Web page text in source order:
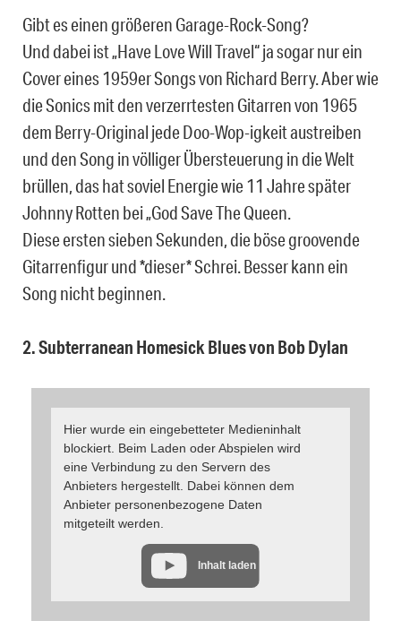
Gibt es einen größeren Garage-Rock-Song?
Und dabei ist „Have Love Will Travel“ ja sogar nur ein
Cover eines 1959er Songs von Richard Berry. Aber wie
die Sonics mit den verzerrtesten Gitarren von 1965
dem Berry-Original jede Doo-Wop-igkeit austreiben
und den Song in völliger Übersteuerung in die Welt
brüllen, das hat soviel Energie wie 11 Jahre später
Johnny Rotten bei „God Save The Queen.
Diese ersten sieben Sekunden, die böse groovende
Gitarrenfigur und *dieser* Schrei. Besser kann ein
Song nicht beginnen.
2. Subterranean Homesick Blues von Bob Dylan
Hier wurde ein eingebetteter Medieninhalt
blockiert. Beim Laden oder Abspielen wird
eine Verbindung zu den Servern des
Anbieters hergestellt. Dabei können dem
Anbieter personenbezogene Daten
mitgeteilt werden.
Inhalt laden